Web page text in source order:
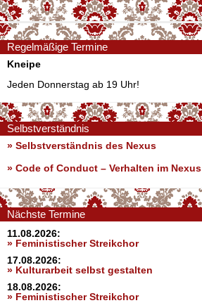
Regelmäßige Termine
Kneipe
Jeden Donnerstag ab 19 Uhr!
Selbstverständnis
» Selbstverständnis des Nexus
» Code of Conduct – Verhalten im Nexus
Nächste Termine
11.08.2026:
» Feministischer Streikchor
17.08.2026:
» Kulturarbeit selbst gestalten
18.08.2026:
» Feministischer Streikchor